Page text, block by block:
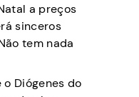
a preços
sinceros
tem nada
Diógenes do